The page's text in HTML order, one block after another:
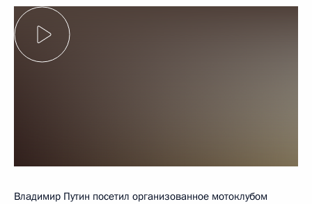
Владимир Путин посетил организованное мотоклубом